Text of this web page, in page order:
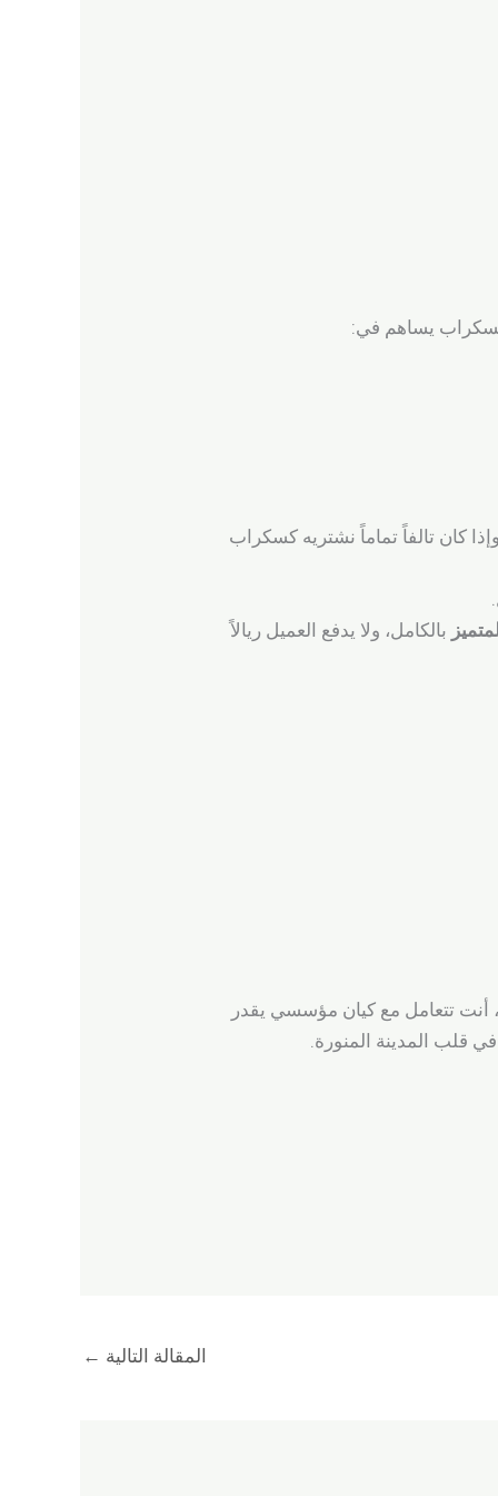
كان تالفاً تماماً نشتريه كسكراب
بالكامل، ولا يدفع العميل ريالاً
، أنت تتعامل مع كيان مؤسسي يقدر
قلب المدينة المنورة.
المقالة التالية ←